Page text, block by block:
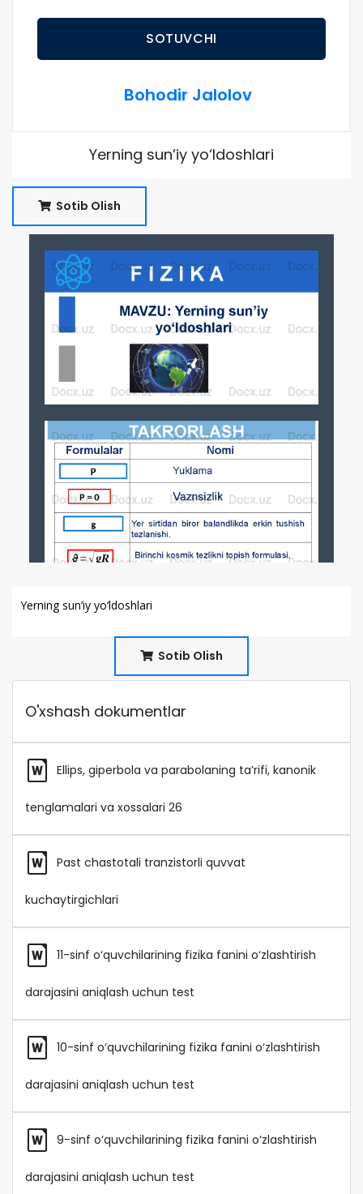
SOTUVCHI
Bohodir Jalolov
Yerning sun’iy yo‘ldoshlari
Sotib Olish
Yerning sun’iy yo‘ldoshlari
Sotib Olish
O'xshash dokumentlar
Ellips, giperbola va parabolaning ta’rifi, kanonik
tenglamalari va xossalari 26
Past chastotali tranzistorli quvvat
kuchaytirgichlari
11-sinf o‘quvchilarining fizika fanini o‘zlashtirish
darajasini aniqlash uchun test
10-sinf o‘quvchilarining fizika fanini o‘zlashtirish
darajasini aniqlash uchun test
9-sinf o‘quvchilarining fizika fanini o‘zlashtirish
darajasini aniqlash uchun test